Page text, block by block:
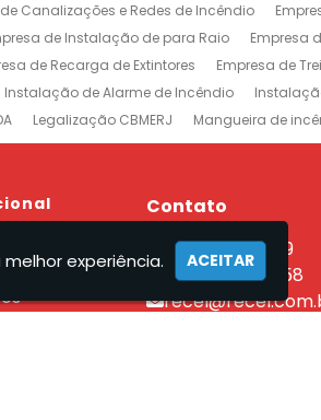
Canalizações e Redes de Incêndio
de Instalação de para Raio Empresa
de Recarga de Extintores Empresa de
Instalação de Alarme de Incêndio
Legalização CBMERJ Mangueira de
Alarme de Incêndio Projeto de Prevenção e
em Jacarepaguá Empresa de
e Combate a Incêndio no Rio de Janeiro
Sistema Preventivo Rio de Janeiro
Contato
(21) 2590-7759
(21) 96462-7358
experiência. ACEITAR